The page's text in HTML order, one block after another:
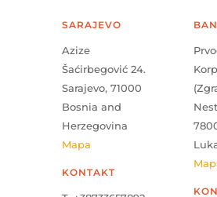
SARAJEVO
Azize
Šaćirbegović 24.
Sarajevo, 71000
Bosnia and
Herzegovina
Mapa
KONTAKT